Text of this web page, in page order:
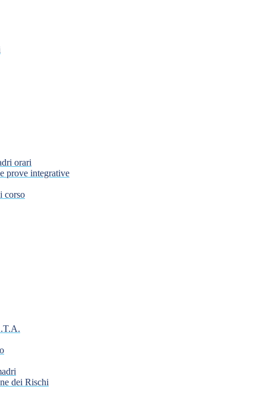
orari
prove integrative
corso
dei Rischi